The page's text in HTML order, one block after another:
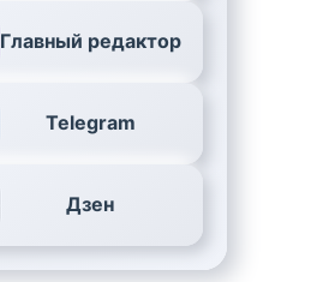
Главный редактор
Telegram
Дзен